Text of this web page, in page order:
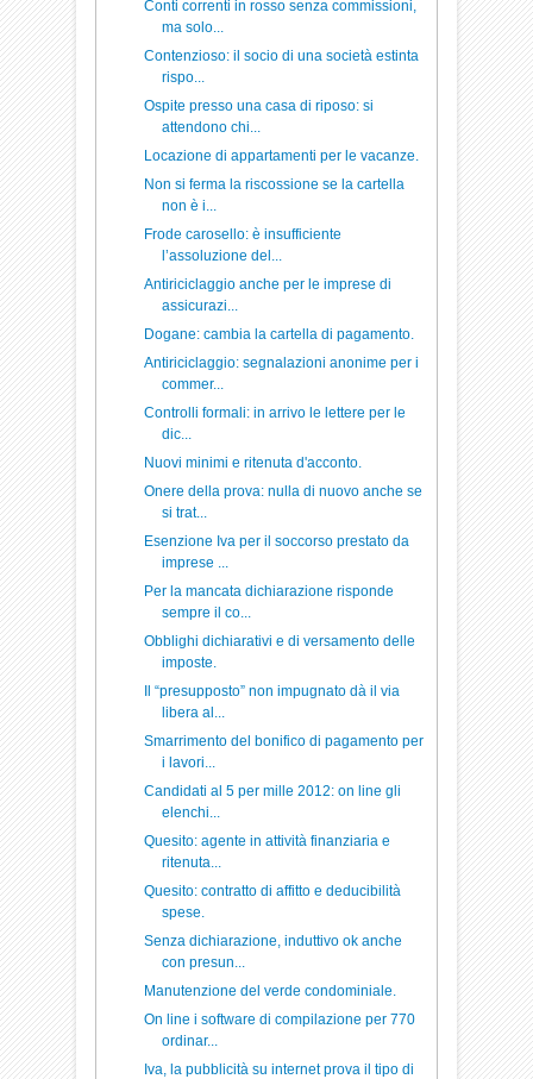
Conti correnti in rosso senza commissioni,
ma solo...
Contenzioso: il socio di una società estinta
rispo...
Ospite presso una casa di riposo: si
attendono chi...
Locazione di appartamenti per le vacanze.
Non si ferma la riscossione se la cartella
non è i...
Frode carosello: è insufficiente
l’assoluzione del...
Antiriciclaggio anche per le imprese di
assicurazi...
Dogane: cambia la cartella di pagamento.
Antiriciclaggio: segnalazioni anonime per i
commer...
Controlli formali: in arrivo le lettere per le
dic...
Nuovi minimi e ritenuta d'acconto.
Onere della prova: nulla di nuovo anche se
si trat...
Esenzione Iva per il soccorso prestato da
imprese ...
Per la mancata dichiarazione risponde
sempre il co...
Obblighi dichiarativi e di versamento delle
imposte.
Il “presupposto” non impugnato dà il via
libera al...
Smarrimento del bonifico di pagamento per
i lavori...
Candidati al 5 per mille 2012: on line gli
elenchi...
Quesito: agente in attività finanziaria e
ritenuta...
Quesito: contratto di affitto e deducibilità
spese.
Senza dichiarazione, induttivo ok anche
con presun...
Manutenzione del verde condominiale.
On line i software di compilazione per 770
ordinar...
Iva, la pubblicità su internet prova il tipo di